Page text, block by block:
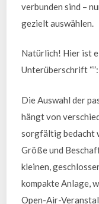
verbunden sind –
gezielt auswählen.
Natürlich! Hier ist
Unterüberschrift “”:
Die Auswahl der
hängt von
sorgfältig bedacht
Größe und
kleinen,
kompakte Anlage,
Open-Air-